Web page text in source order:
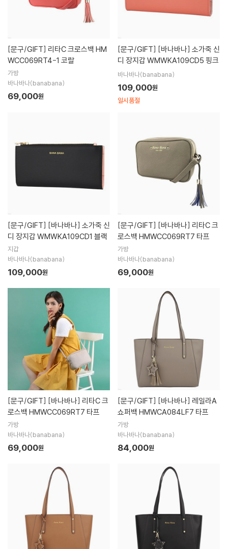
[문구/GIFT]
WCC069RT4-1 코랄
가방
바나바나(banabana)
69,000원
[문구/GIFT]
디 장지갑 WMWKA109CD5 핑크
바나바나(banabana)
109,000원
일시품절
[문구/GIFT]
디 장지갑 WMWKA109CD1 블랙
지갑
바나바나(banabana)
109,000원
[문구/GIFT]
로스백 HMWCC069RT7 타프
가방
바나바나(banabana)
69,000원
[문구/GIFT]
로스백 HMWCC069RT7 타프
가방
바나바나(banabana)
69,000원
[문구/GIFT]
쇼퍼백 HMWCA084LF7 타프
가방
바나바나(banabana)
84,000원